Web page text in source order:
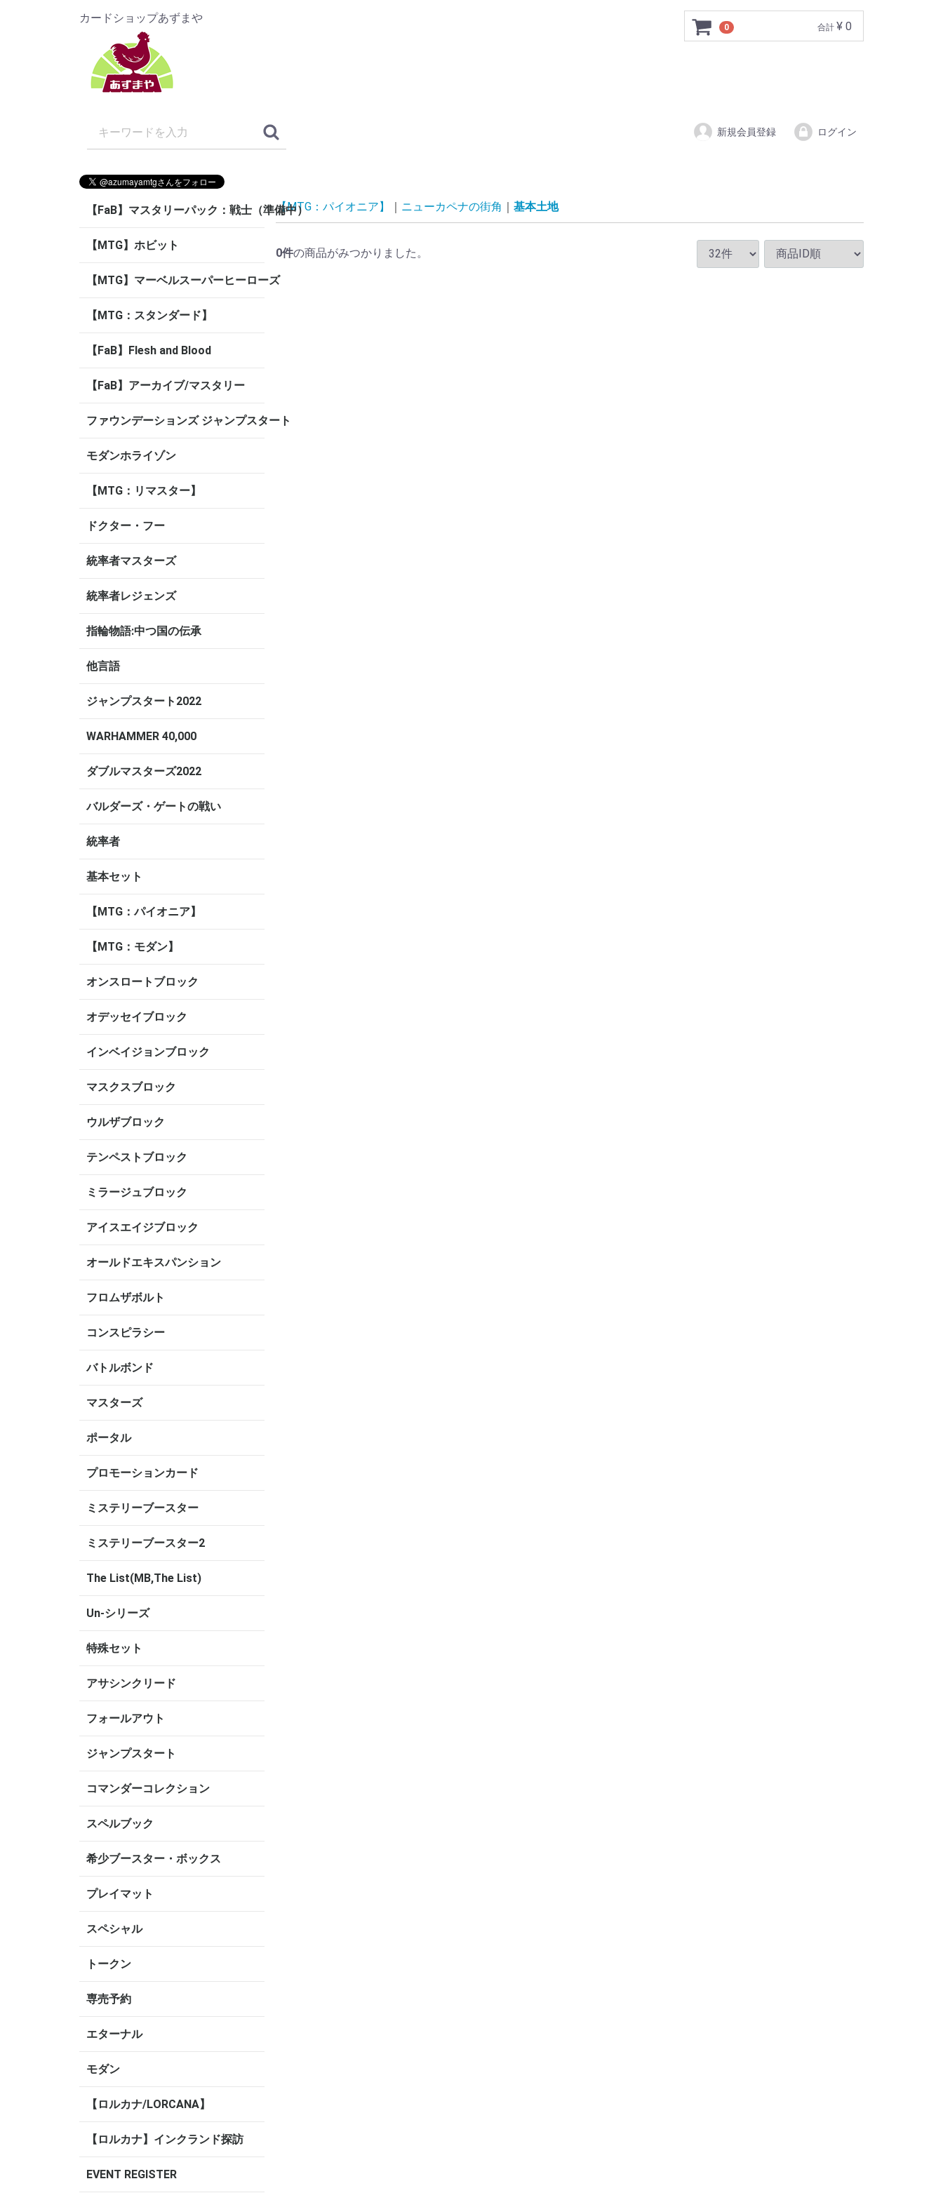
カードショップあずまや
新規会員登録 ログイン
0 合計 ¥ 0
【FaB】マスタリーパック：戦士（準備中）
【MTG】ホビット
【MTG】マーベルスーパーヒーローズ
【MTG：スタンダード】
【FaB】Flesh and Blood
【FaB】アーカイブ/マスタリー
ファウンデーションズ ジャンプスタート
モダンホライゾン
【MTG：リマスター】
ドクター・フー
統率者マスターズ
統率者レジェンズ
指輪物語:中つ国の伝承
他言語
ジャンプスタート2022
WARHAMMER 40,000
ダブルマスターズ2022
バルダーズ・ゲートの戦い
統率者
基本セット
【MTG：パイオニア】
【MTG：モダン】
オンスロートブロック
オデッセイブロック
インベイジョンブロック
マスクスブロック
ウルザブロック
テンペストブロック
ミラージュブロック
アイスエイジブロック
オールドエキスパンション
フロムザボルト
コンスピラシー
バトルボンド
マスターズ
ポータル
プロモーションカード
ミステリーブースター
ミステリーブースター2
The List(MB,The List)
Un-シリーズ
特殊セット
アサシンクリード
フォールアウト
ジャンプスタート
コマンダーコレクション
スペルブック
希少ブースター・ボックス
プレイマット
スペシャル
トークン
専売予約
エターナル
モダン
【ロルカナ/LORCANA】
【ロルカナ】インクランド探訪
EVENT REGISTER
【MTG：パイオニア】 ニューカペナの街角 基本土地
0件の商品がみつかりました。